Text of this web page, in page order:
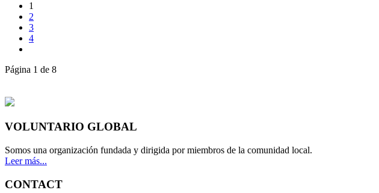
1
2
3
4
Página 1 de 8
VOLUNTARIO GLOBAL
Somos una organización fundada y dirigida por miembros de la comunidad local.
Leer más...
CONTACT